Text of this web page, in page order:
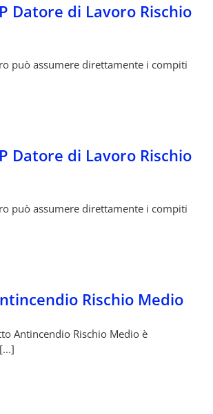
Datore di Lavoro Rischio
può assumere direttamente i compiti
Datore di Lavoro Rischio
può assumere direttamente i compiti
Rischio Medio
Antincendio Rischio Medio è